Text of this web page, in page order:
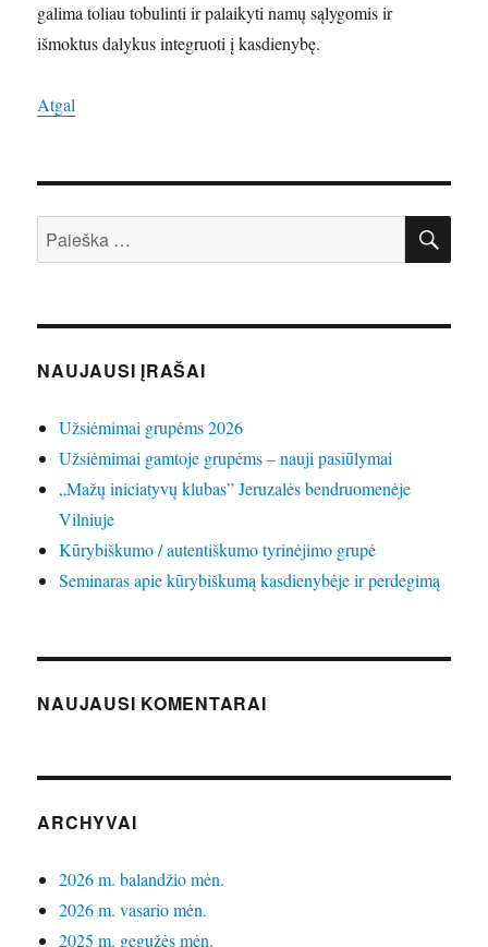
galima toliau tobulinti ir palaikyti namų sąlygomis ir
išmoktus dalykus integruoti į kasdienybę.
Atgal
Ieškoti:
NAUJAUSI ĮRAŠAI
Užsiėmimai grupėms 2026
Užsiėmimai gamtoje grupėms – nauji pasiūlymai
„Mažų iniciatyvų klubas” Jeruzalės bendruomenėje
Vilniuje
Kūrybiškumo / autentiškumo tyrinėjimo grupė
Seminaras apie kūrybiškumą kasdienybėje ir perdegimą
NAUJAUSI KOMENTARAI
ARCHYVAI
2026 m. balandžio mėn.
2026 m. vasario mėn.
2025 m. gegužės mėn.